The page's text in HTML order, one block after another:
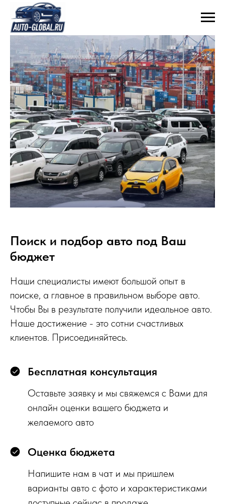
Поиск и подбор авто под Ваш
бюджет
Наши специалисты имеют большой опыт в
поиске, а главное в правильном выборе авто.
Чтобы Вы в результате получили идеальное авто.
Наше достижение - это сотни счастливых
клиентов. Присоединяйтесь.
Бесплатная консультация
Оставьте заявку и мы свяжемся с Вами для
онлайн оценки вашего бюджета и
желаемого авто
Оценка бюджета
Напишите нам в чат и мы пришлем
варианты авто с фото и характеристиками